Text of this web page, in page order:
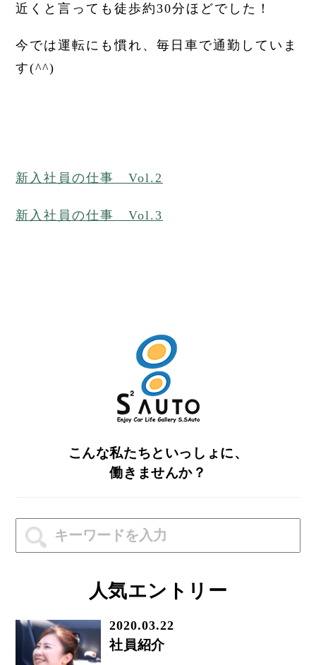
近くと言っても徒歩約30分ほどでした！
今では運転にも慣れ、毎日車で通勤していま
す(^^)
新入社員の仕事 Vol.2
新入社員の仕事 Vol.3
こんな私たちといっしょに、
働きませんか？
人気エントリー
2020.03.22
社員紹介